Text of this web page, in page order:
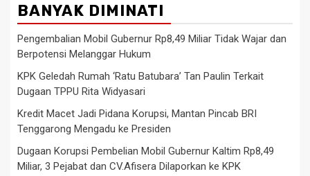
BANYAK DIMINATI
Pengembalian Mobil Gubernur Rp8,49 Miliar Tidak Wajar dan
Berpotensi Melanggar Hukum
KPK Geledah Rumah ‘Ratu Batubara’ Tan Paulin Terkait
Dugaan TPPU Rita Widyasari
Kredit Macet Jadi Pidana Korupsi, Mantan Pincab BRI
Tenggarong Mengadu ke Presiden
Dugaan Korupsi Pembelian Mobil Gubernur Kaltim Rp8,49
Miliar, 3 Pejabat dan CV.Afisera Dilaporkan ke KPK